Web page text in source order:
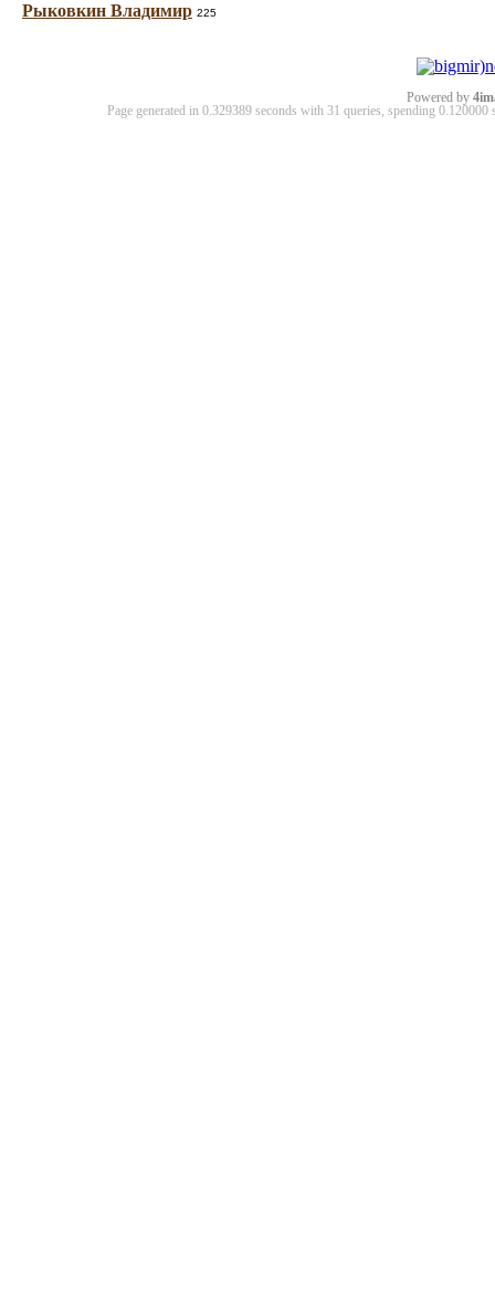
Рыковкин Владимир 225
Powered by
Page generated in 0.329389 seconds with 31 queries, spending